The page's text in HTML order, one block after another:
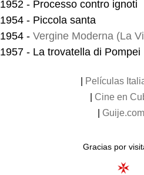
1952 - Processo contro ignoti
1954 - Piccola santa
1954 - Vergine Moderna (La
1957 - La trovatella di Pompei
Películas
Cine en
Guije.com
Gracias por